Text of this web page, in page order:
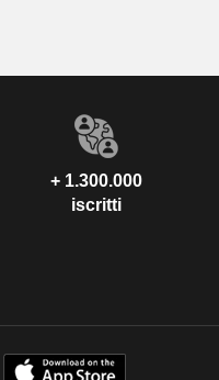
+ 1.300.000
iscritti